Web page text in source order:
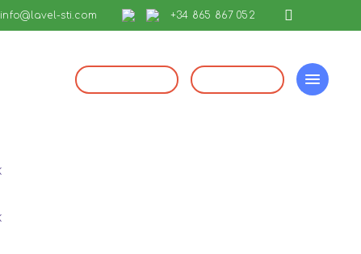
info@lavel-sti.com +34 865 867 052